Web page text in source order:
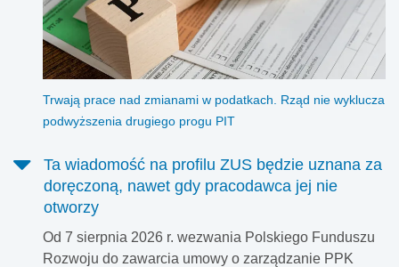
Trwają prace nad zmianami w podatkach. Rząd nie wyklucza
podwyższenia drugiego progu PIT
Ta wiadomość na profilu ZUS będzie uznana za
doręczoną, nawet gdy pracodawca jej nie
otworzy
Od 7 sierpnia 2026 r. wezwania Polskiego Funduszu
Rozwoju do zawarcia umowy o zarządzanie PPK